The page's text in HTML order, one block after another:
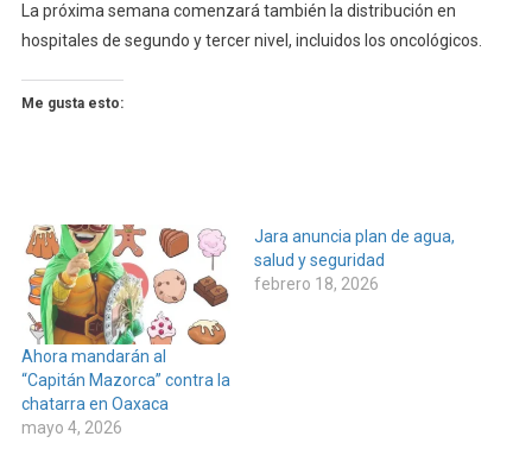
La próxima semana comenzará también la distribución en
hospitales de segundo y tercer nivel, incluidos los oncológicos.
Me gusta esto:
Ahora mandarán al
“Capitán Mazorca” contra la
chatarra en Oaxaca
mayo 4, 2026
Jara anuncia plan de agua,
salud y seguridad
febrero 18, 2026